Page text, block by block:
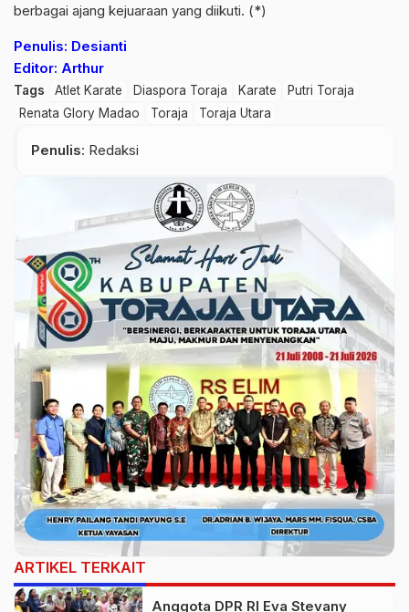
berbagai ajang kejuaraan yang diikuti. (*)
Penulis: Desianti
Editor: Arthur
Tags Atlet Karate Diaspora Toraja Karate
Putri Toraja
Renata Glory Madao
Toraja Toraja Utara
Penulis: Redaksi
ARTIKEL TERKAIT
Anggota DPR RI Eva Stevany